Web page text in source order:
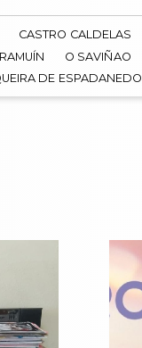
CASTRO CALDELAS
O SAVIÑAO
DE ESPADANEDO